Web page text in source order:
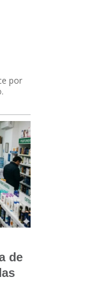
por
de